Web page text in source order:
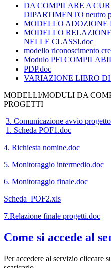
DA COMPILARE A
DIPARTIMENTO neutro
MODELLO ADOZIONE
MODELLO
NELLE CLASSI.doc
modello riconoscimento
Modulo PFI
PDP.doc
VARIAZIONE LIBRO DI
MODELLI/MODULI DA
PROGETTI
3. Comunicazione avvio
1. Scheda POF1.doc
4. Richiesta nomine.doc
5. Monitoraggio intermedio.doc
6. Monitoraggio finale.doc
Scheda_POF2.xls
7.Relazione finale progetti.doc
Come si accede al
Per accedere al servizio cliccare